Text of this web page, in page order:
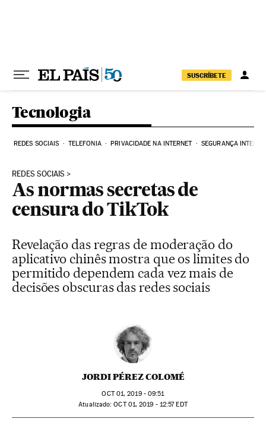
SUSCRÍBETE
Tecnologia
REDES SOCIAIS TELEFONIA PRIVACIDADE NA INTERNET SEGURANÇA
REDES SOCIAIS
As normas secretas de
censura do TikTok
Revelação das regras de moderação do
aplicativo chinês mostra que os limites do
permitido dependem cada vez mais de
decisões obscuras das redes sociais
JORDI PÉREZ COLOMÉ
OCT01, 2019 - 09:51
atualizado: OCT01, 2019 - 12:57EDT